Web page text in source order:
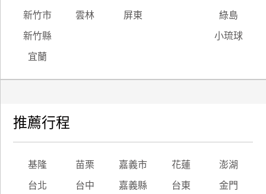
新竹市 雲林 屏東 綠島
新竹縣 小琉球
宜蘭
推薦行程
基隆 苗栗 嘉義市 花蓮 澎湖
台北 台中 嘉義縣 台東 金門